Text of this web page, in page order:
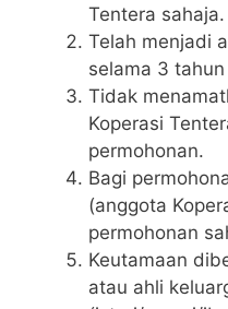
Tentera sahaja.
Telah menjadi
selama 3
Tidak
Koperasi
permohonan.
Bagi
(anggota
permohonan
Keutamaan
atau ahli